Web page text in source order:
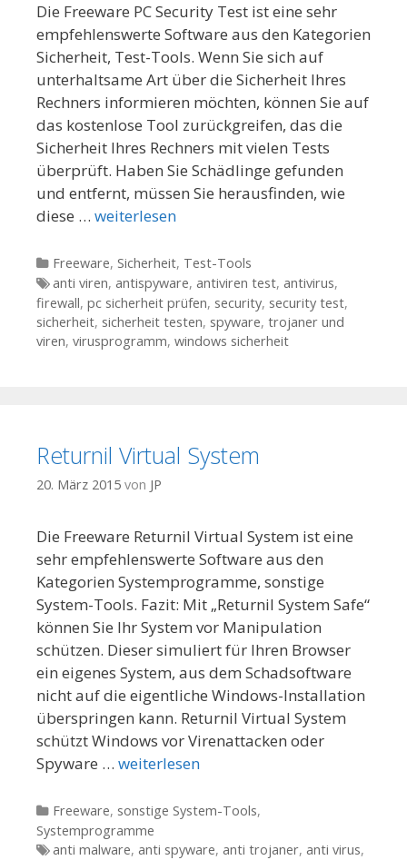
Die Freeware PC Security Test ist eine sehr
empfehlenswerte Software aus den Kategorien
Sicherheit, Test-Tools. Wenn Sie sich auf
unterhaltsame Art über die Sicherheit Ihres
Rechners informieren möchten, können Sie auf
das kostenlose Tool zurückgreifen, das die
Sicherheit Ihres Rechners mit vielen Tests
überprüft. Haben Sie Schädlinge gefunden
und entfernt, müssen Sie herausfinden, wie
diese … weiterlesen
Kategorien
Freeware, Sicherheit, Test-Tools
Tags
anti viren, antispyware, antiviren test, antivirus,
firewall, pc sicherheit prüfen, security, security test,
sicherheit, sicherheit testen, spyware, trojaner und
viren, virusprogramm, windows sicherheit
Returnil Virtual System
20. März 2015 von JP
Die Freeware Returnil Virtual System ist eine
sehr empfehlenswerte Software aus den
Kategorien Systemprogramme, sonstige
System-Tools. Fazit: Mit „Returnil System Safe“
können Sie Ihr System vor Manipulation
schützen. Dieser simuliert für Ihren Browser
ein eigenes System, aus dem Schadsoftware
nicht auf die eigentliche Windows-Installation
überspringen kann. Returnil Virtual System
schützt Windows vor Virenattacken oder
Spyware … weiterlesen
Kategorien
Freeware, sonstige System-Tools,
Systemprogramme
Tags
anti malware, anti spyware, anti trojaner, anti virus,